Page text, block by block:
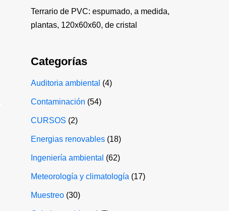
Terrario de PVC: espumado, a medida,
plantas, 120x60x60, de cristal
Categorías
Auditoria ambiental (4)
Contaminación (54)
CURSOS (2)
Energias renovables (18)
Ingeniería ambiental (62)
Meteorología y climatología (17)
Muestreo (30)